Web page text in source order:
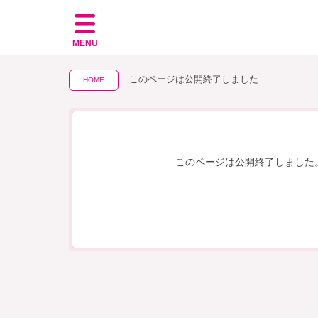
MENU
HOME このページは公開終了しました
このページは公開終了しました